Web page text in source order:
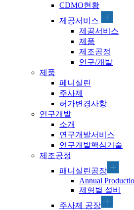
CDMO현황
제공서비스
제공서비스
제품
제조공정
연구/개발
제품
페니실린
주사제
허가변경사항
연구개발
소개
연구개발서비스
연구개발핵심기술
제조공정
패니실린공장
Annual
제형별 설비
주사제 공장